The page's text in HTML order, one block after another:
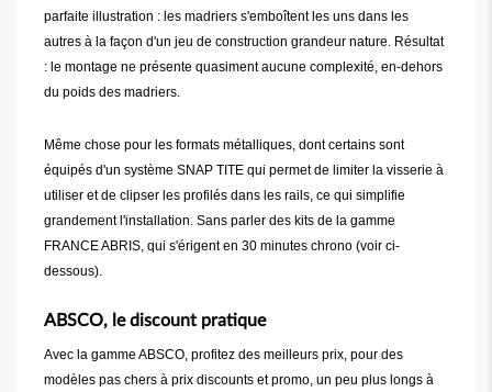
parfaite illustration : les madriers s'emboîtent les uns dans les
autres à la façon d'un jeu de construction grandeur nature. Résultat
: le montage ne présente quasiment aucune complexité, en-dehors
du poids des madriers.
Même chose pour les formats métalliques, dont certains sont
équipés d'un système SNAP TITE qui permet de limiter la visserie à
utiliser et de clipser les profilés dans les rails, ce qui simplifie
grandement l'installation. Sans parler des kits de la gamme
FRANCE ABRIS, qui s'érigent en 30 minutes chrono (voir ci-
dessous).
ABSCO, le discount pratique
Avec la gamme ABSCO, profitez des meilleurs prix, pour des
modèles pas chers à prix discounts et promo, un peu plus longs à